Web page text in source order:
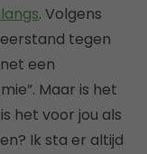
. Volgens
tegen
een
Maar is het
het voor jou als
Ik sta er altijd